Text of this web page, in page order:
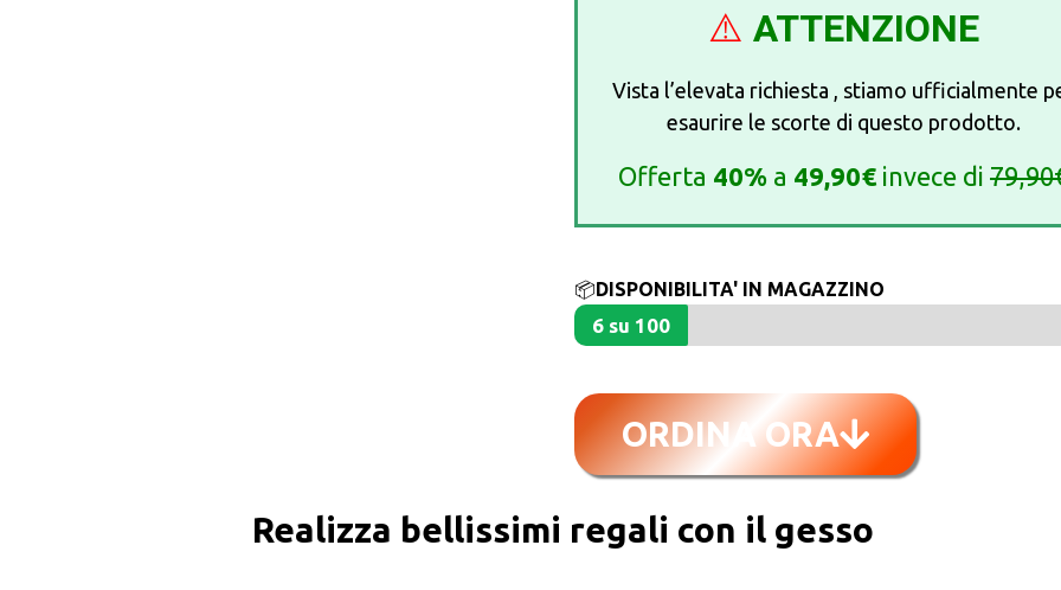
⚠️ ATTENZIONE
Vista l’elevata richiesta , stiamo ufficialmente
esaurire le scorte di questo prodotto.
Offerta 40% a 49,90€ invece di 79,9
📦DISPONIBILITA' IN MAGAZZINO
6 su 100
ORDINA ORA
Realizza bellissimi regali con il gesso